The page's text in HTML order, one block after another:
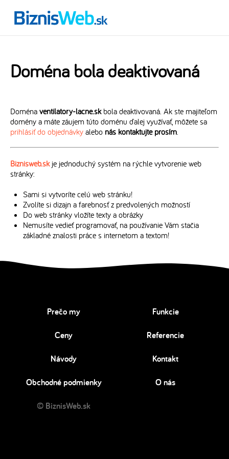
Doména bola deaktivovaná
Doména ventilatory-lacne.skbola deaktivovaná. Ak ste majiteľom
domény a máte záujem túto doménu ďalej využívať, môžete sa
prihlásiť do objednávky alebo nás kontaktujte prosím.
Biznisweb.skje jednoduchý systém na rýchle vytvorenie web
stránky:
Sami si vytvoríte celú web stránku!
Zvolíte si dizajn a farebnosť z predvolených možností
Do web stránky vložíte texty a obrázky
Nemusíte vedieť programovať, na používanie Vám stačia
základné znalosti práce s internetom a textom!
Prečo my Funkcie
Ceny Referencie
Návody Kontakt
Obchodné podmienky O nás
© BiznisWeb.sk